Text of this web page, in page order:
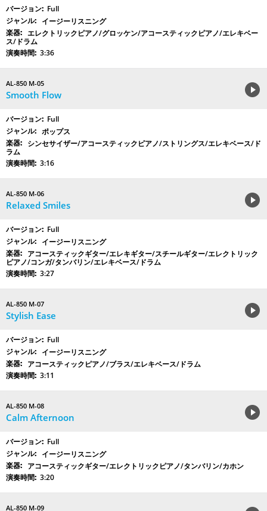
Full
イージーリスニング
エレクトリックピアノ/グロッケン/アコースティックピアノ/エレキベー
ス/ドラム
3:36
AL-850 M-05
Smooth Flow
Full
ポップス
シンセサイザー/アコースティックピアノ/ストリングス/エレキベース/ド
ラム
3:16
AL-850 M-06
Relaxed Smiles
Full
イージーリスニング
アコースティックギター/エレキギター/スチールギター/エレクトリック
ピアノ/コンガ/タンバリン/エレキベース/ドラム
3:27
AL-850 M-07
Stylish Ease
Full
イージーリスニング
アコースティックピアノ/ブラス/エレキベース/ドラム
3:11
AL-850 M-08
Calm Afternoon
Full
イージーリスニング
アコースティックギター/エレクトリックピアノ/タンバリン/カホン
3:20
AL-850 M-09